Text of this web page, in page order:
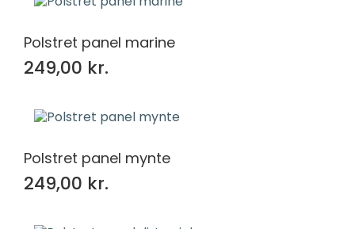
Polstret panel marine
249,00 kr.
Polstret panel mynte
249,00 kr.